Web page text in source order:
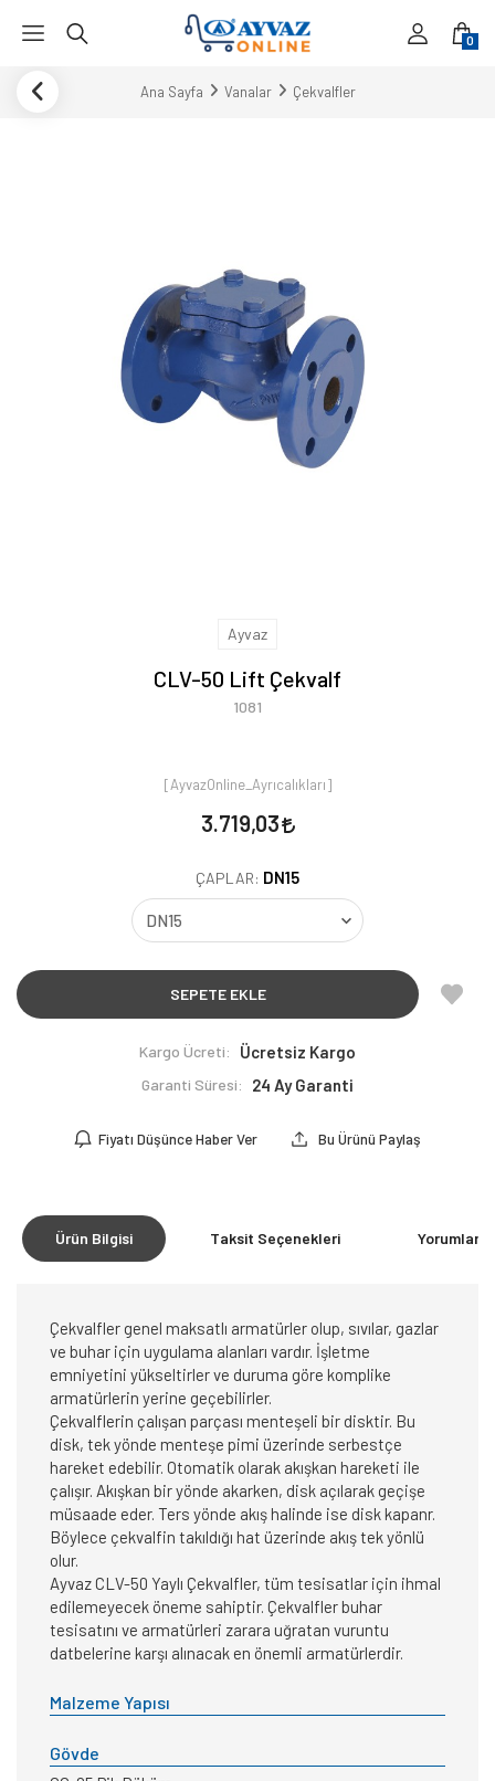
0
Ana Sayfa Vanalar Çekvalfler
Ayvaz
CLV-50 Lift Çekvalf
1081
[AyvazOnline_Ayrıcalıkları]
3.719,03
ÇAPLAR: DN15
SEPETE EKLE
Kargo Ücreti: Ücretsiz Kargo
Garanti Süresi: 24 Ay Garanti
Fiyatı Düşünce Haber Ver Bu Ürünü Paylaş
Ürün Bilgisi Taksit Seçenekleri Yorumlar
Çekvalfler genel maksatlı armatürler olup, sıvılar, gazlar
ve buhar için uygulama alanları vardır. İşletme
emniyetini yükseltirler ve duruma göre komplike
armatürlerin yerine geçebilirler.
Çekvalflerin çalışan parçası menteşeli bir disktir. Bu
disk, tek yönde menteşe pimi üzerinde serbestçe
hareket edebilir. Otomatik olarak akışkan hareketi ile
çalışır. Akışkan bir yönde akarken, disk açılarak geçişe
müsaade eder. Ters yönde akış halinde ise disk kapanr.
Böylece çekvalfin takıldığı hat üzerinde akış tek yönlü
olur.
Ayvaz CLV-50 Yaylı Çekvalfler, tüm tesisatlar için ihmal
edilemeyecek öneme sahiptir. Çekvalfler buhar
tesisatını ve armatürleri zarara uğratan vuruntu
datbelerine karşı alınacak en önemli armatürlerdir.
Malzeme Yapısı
Gövde